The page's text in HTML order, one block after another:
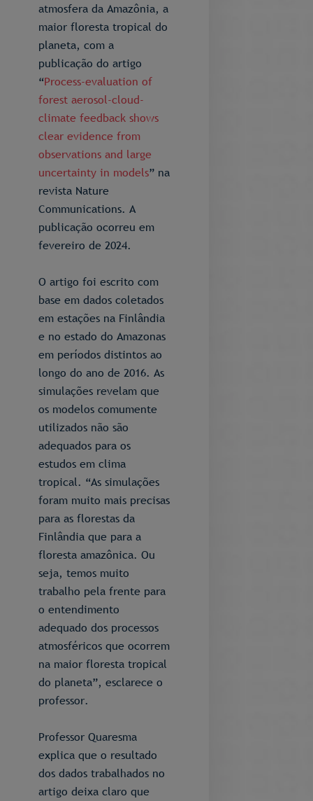
atmosfera da Amazônia, a
maior floresta tropical do
planeta, com a
publicação do artigo
“Process-evaluation of
forest aerosol-cloud-
climate feedback shows
clear evidence from
observations and large
uncertainty in models” na
revista Nature
Communications. A
publicação ocorreu em
fevereiro de 2024.
O artigo foi escrito com
base em dados coletados
em estações na Finlândia
e no estado do Amazonas
em períodos distintos ao
longo do ano de 2016. As
simulações revelam que
os modelos comumente
utilizados não são
adequados para os
estudos em clima
tropical. “As simulações
foram muito mais precisas
para as florestas da
Finlândia que para a
floresta amazônica. Ou
seja, temos muito
trabalho pela frente para
o entendimento
adequado dos processos
atmosféricos que ocorrem
na maior floresta tropical
do planeta”, esclarece o
professor.
Professor Quaresma
explica que o resultado
dos dados trabalhados no
artigo deixa claro que